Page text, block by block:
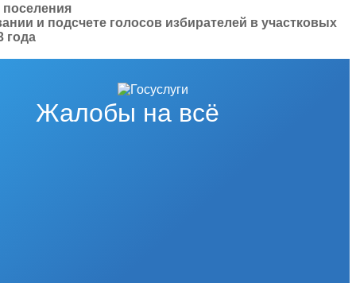
поселения
и подсчете голосов избирателей в участковых
года
Жалобы на всё